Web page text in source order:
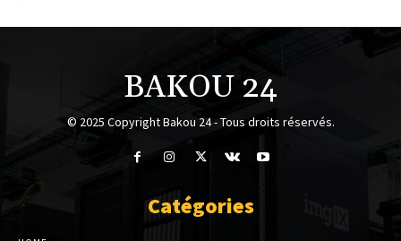
BAKOU 24
© 2025 Copyright Bakou 24 - Tous droits réservés.
Catégories